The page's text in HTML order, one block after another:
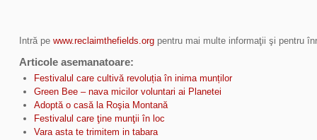
Intră pe www.reclaimthefields.org pentru mai multe informaţii şi pentru
Articole asemanatoare:
Festivalul care cultivă revoluția în inima munților
Green Bee – nava micilor voluntari ai Planetei
Adoptă o casă la Roşia Montană
Festivalul care ţine munţii în loc
Vara asta te trimitem in tabara